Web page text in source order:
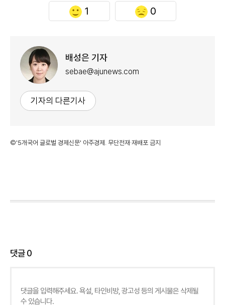
1 0
배성은 기자
sebae@ajunews.com
기자의 다른기사
©'5개국어 글로벌 경제신문' 아주경제. 무단전재·재배포 금지
댓글0